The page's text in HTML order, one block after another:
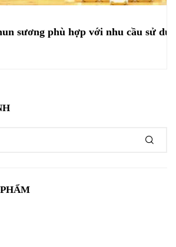
sương phù hợp với nhu cầu sử